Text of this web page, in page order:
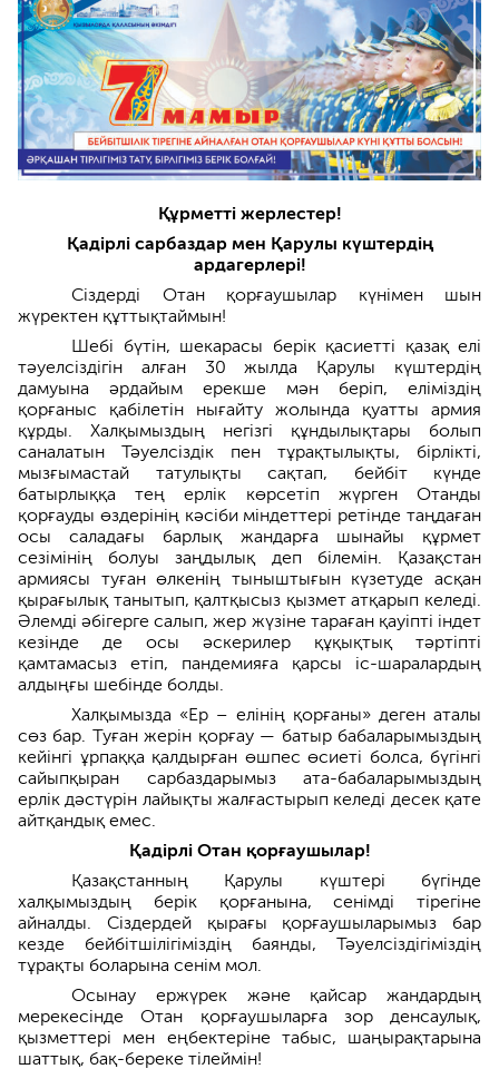
Құрметті жерлестер!
Қадірлі сарбаздар мен Қарулы күштердің
ардагерлері!
Сіздерді Отан қорғаушылар күнімен шын
жүректен құттықтаймын!
Шебі бүтін, шекарасы берік қасиетті қазақ елі
тәуелсіздігін алған 30 жылда Қарулы күштердің
дамуына әрдайым ерекше мән беріп, еліміздің
қорғаныс қабілетін нығайту жолында қуатты армия
құрды. Халқымыздың негізгі құндылықтары болып
саналатын Тәуелсіздік пен тұрақтылықты, бірлікті,
мызғымастай татулықты сақтап, бейбіт күнде
батырлыққа тең ерлік көрсетіп жүрген Отанды
қорғауды өздерінің кәсіби міндеттері ретінде таңдаған
осы саладағы барлық жандарға шынайы құрмет
сезімінің болуы заңдылық деп білемін. Қазақстан
армиясы туған өлкенің тыныштығын күзетуде асқан
қырағылық танытып, қалтқысыз қызмет атқарып келеді.
Әлемді әбігерге салып, жер жүзіне тараған қауіпті індет
кезінде де осы әскерилер құқықтық тәртіпті
қамтамасыз етіп, пандемияға қарсы іс-шаралардың
алдыңғы шебінде болды.
Халқымызда «Ер – елінің қорғаны» деген аталы
сөз бар. Туған жерін қорғау — батыр бабаларымыздың
кейінгі ұрпаққа қалдырған өшпес өсиеті болса, бүгінгі
сайыпқыран сарбаздарымыз ата-бабаларымыздың
ерлік дәстүрін лайықты жалғастырып келеді десек қате
айтқандық емес.
Қадірлі Отан қорғаушылар!
Қазақстанның Қарулы күштері бүгінде
халқымыздың берік қорғанына, сенімді тірегіне
айналды. Сіздердей қырағы қорғаушыларымыз бар
кезде бейбітшілігіміздің баянды, Тәуелсіздігіміздің
тұрақты боларына сенім мол.
Осынау ержүрек және қайсар жандардың
мерекесінде Отан қорғаушыларға зор денсаулық,
қызметтері мен еңбектеріне табыс, шаңырақтарына
шаттық, бақ-береке тілеймін!